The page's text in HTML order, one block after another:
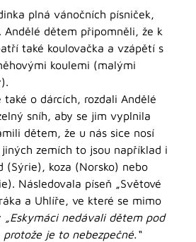
plná vánočních písniček,
Andělé dětem připomněli, že k
také koulovačka a vzápětí s
koulemi (malými
také o dárcích, rozdali Andělé
sníh, aby se jim vyplnila
dětem, že u nás sice nosí
zemích to jsou například i
(Sýrie), koza (Norsko) nebo
Následovala píseň „Světové
a Uhlíře, ve které se mimo
„Eskymáci nedávali dětem pod
je to nebezpečné.“